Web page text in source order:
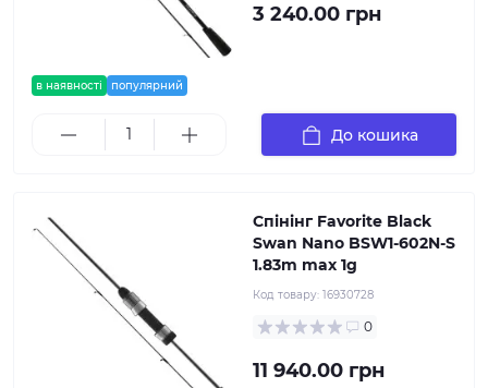
в наявності популярний
3 240.00 грн
До кошика
Спінінг Favorite Black
Swan Nano BSW1-602N-S
1.83m max 1g
Код товару: 16930728
0
11 940.00 грн